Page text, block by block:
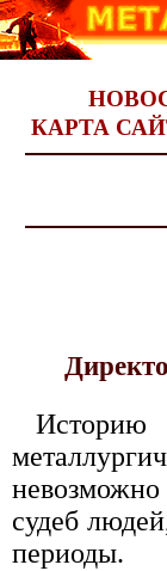
КАРТА
судеб
периоды.